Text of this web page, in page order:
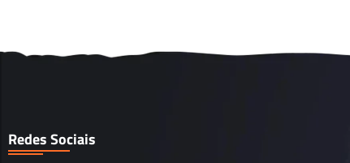
Redes Sociais